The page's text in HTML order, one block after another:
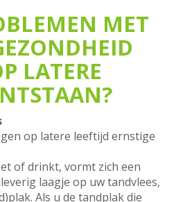
MET
LATERE
op latere leeftijd ernstige
of drinkt, vormt zich een
laagje op uw tandvlees,
Als u de tandplak die